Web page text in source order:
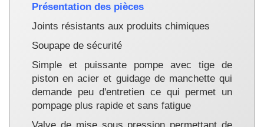
Présentation des pièces
Joints résistants aux produits chimiques
Soupape de sécurité
Simple et puissante pompe avec tige de
piston en acier et guidage de manchette qui
demande peu d'entretien ce qui permet un
pompage plus rapide et sans fatigue